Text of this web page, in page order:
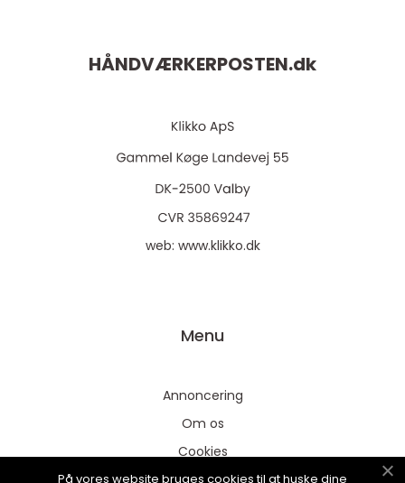
HÅNDVÆRKERPOSTEN.dk
web: www.klikko.dk
Menu
Annoncering
Om os
Cookies
På vores website bruges cookies til at huske dine